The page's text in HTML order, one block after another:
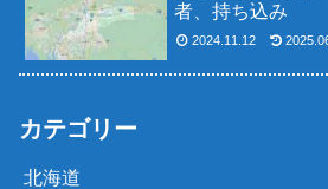
者、持ち込み
2024.11.12
カテゴリー
北海道